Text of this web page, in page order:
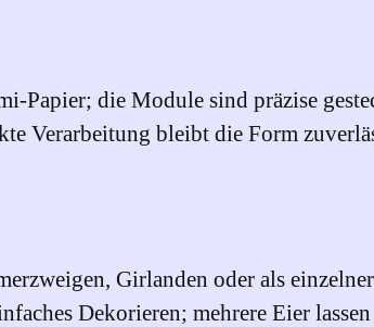
h
z
f
die Module sind präzise
Verarbeitung bleibt die Form
Girlanden oder als
Dekorieren; mehrere Eier